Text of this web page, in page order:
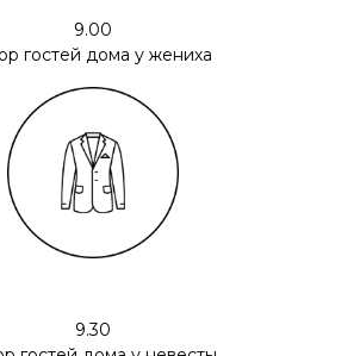
9.30
9.00
гостей дома у жениха